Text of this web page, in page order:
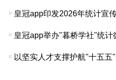
皇冠app印发2026年统计宣
皇冠app举办"暮桥学社"统计
以坚实人才支撑护航"十五